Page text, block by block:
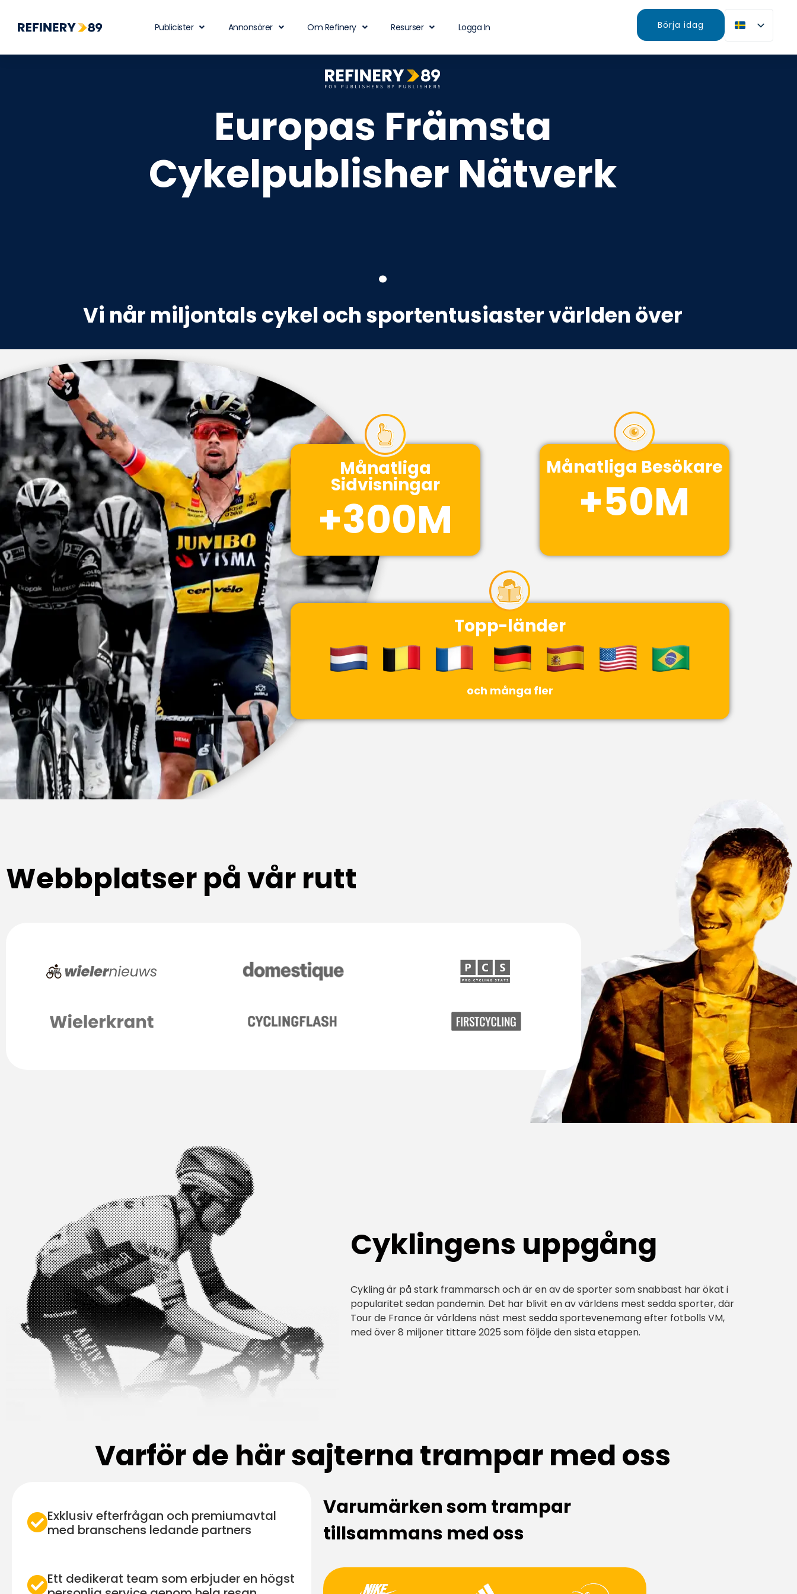
Publicister Annonsörer Om Refinery Resurser Logga In Börja idag
Europas Främsta
Cykelpublisher Nätverk
.
Vi når miljontals cykel och sportentusiaster världen över
Månatliga
Sidvisningar
+300M
Månatliga Besökare
+50M
Topp-länder
och många fler
Webbplatser på vår rutt
Cyklingens uppgång
Cykling är på stark frammarsch och är en av de sporter som snabbast har ökat i
popularitet sedan pandemin. Det har blivit en av världens mest sedda sporter, där
Tour de France är världens näst mest sedda sportevenemang efter fotbolls VM,
med över 8 miljoner tittare 2025 som följde den sista etappen.
Varför de här sajterna trampar med oss
Exklusiv efterfrågan och premiumavtal
med branschens ledande partners
Ett dedikerat team som erbjuder en högst
Varumärken som trampar
tillsammans med oss